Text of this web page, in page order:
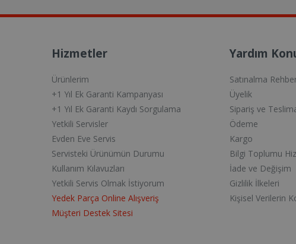
Hizmetler
Ürünlerim
+1 Yıl Ek Garanti Kampanyası
+1 Yıl Ek Garanti Kaydı Sorgulama
Yetkili Servisler
Evden Eve Servis
Servisteki Ürünümün Durumu
Kullanım Kılavuzları
Yetkili Servis Olmak İstiyorum
Yedek Parça Online Alışveriş
Müşteri Destek Sitesi
Yardım
Satınalma
Üyelik
Sipariş ve
Ödeme
Kargo
Bilgi Toplumu
İade ve Değişim
Gizlilik İlkeleri
Kişisel Verilerin